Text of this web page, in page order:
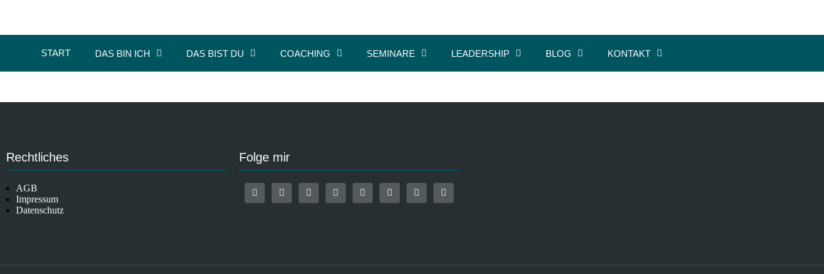
START DAS BIN ICH DAS BIST DU COACHING SEMINARE LEADERSHIP BLOG KONTAKT
Rechtliches
AGB
Impressum
Datenschutz
Folge mir